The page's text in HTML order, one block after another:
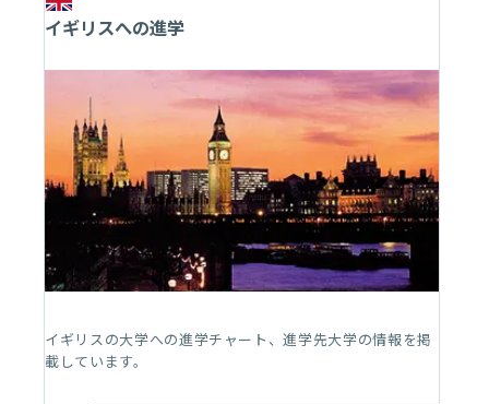
イギリスへの進学
イギリスの大学への進学チャート、進学先大学の情報を掲
載しています。